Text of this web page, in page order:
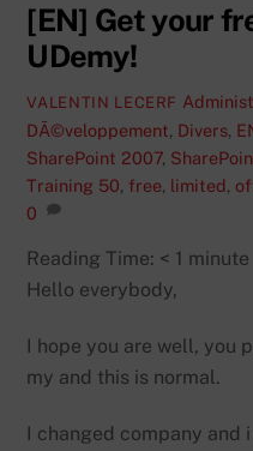
[EN] Get your
UDemy!
VALENTIN LECERF
DÃ©veloppement, Divers,
SharePoint 2007,
Training 50, free, limited,
0
Reading Time: < 1 minute
Hello everybody,
I hope you are well, you
my and this is normal.
I changed company and